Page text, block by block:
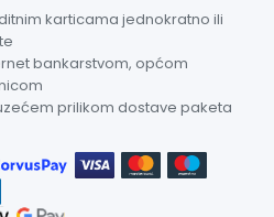
karticama jednokratno ili
bankarstvom, općom
prilikom dostave paketa